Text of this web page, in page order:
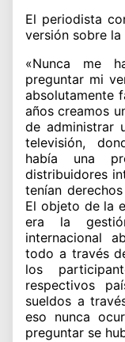
El periodista
versión sobre
«Nunca me
preguntar mi
absolutamente
años creamos
de administrar
televisión,
había una
distribuidores
tenían
El objeto de la
era la
internacional
todo a través
los
respectivos
sueldos a
eso nunca
preguntar se